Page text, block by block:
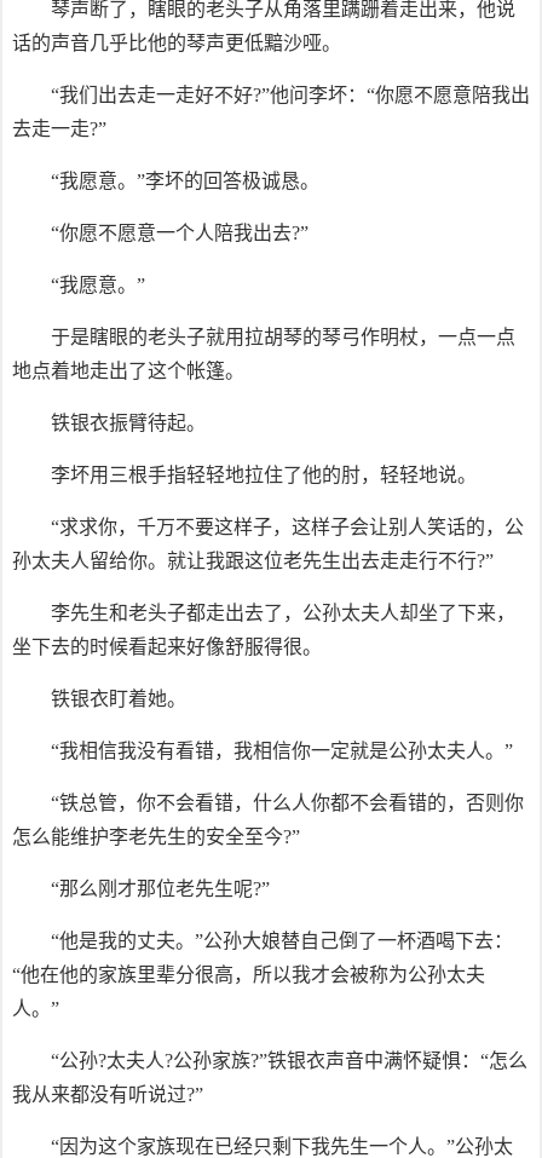
琴声断了，瞎眼的老头子从角落里蹒跚着走出来，他说
话的声音几乎比他的琴声更低黯沙哑。
“我们出去走一走好不好?”他问李坏：“你愿不愿意陪我出
去走一走?”
“我愿意。”李坏的回答极诚恳。
“你愿不愿意一个人陪我出去?”
“我愿意。”
于是瞎眼的老头子就用拉胡琴的琴弓作明杖，一点一点
地点着地走出了这个帐篷。
铁银衣振臂待起。
李坏用三根手指轻轻地拉住了他的肘，轻轻地说。
“求求你，千万不要这样子，这样子会让别人笑话的，公
孙太夫人留给你。就让我跟这位老先生出去走走行不行?”
李先生和老头子都走出去了，公孙太夫人却坐了下来，
坐下去的时候看起来好像舒服得很。
铁银衣盯着她。
“我相信我没有看错，我相信你一定就是公孙太夫人。”
“铁总管，你不会看错，什么人你都不会看错的，否则你
怎么能维护李老先生的安全至今?”
“那么刚才那位老先生呢?”
“他是我的丈夫。”公孙大娘替自己倒了一杯酒喝下去：
“他在他的家族里辈分很高，所以我才会被称为公孙太夫
人。”
“公孙?太夫人?公孙家族?”铁银衣声音中满怀疑惧：“怎么
我从来都没有听说过?”
“因为这个家族现在已经只剩下我先生一个人。”公孙太